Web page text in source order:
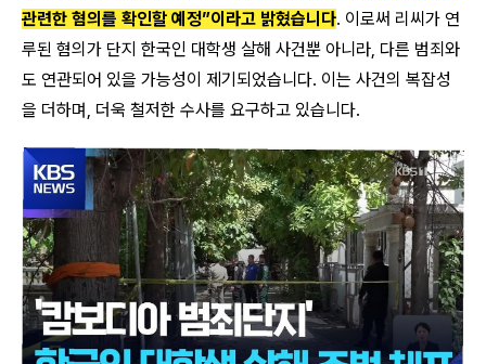
관련한 혐의를 확인할 예정”이라고 밝혔습니다. 이로써 리씨가 연
루된 혐의가 단지 한국인 대학생 살해 사건뿐 아니라, 다른 범죄와
도 연관되어 있을 가능성이 제기되었습니다. 이는 사건의 복잡성
을 더하며, 더욱 철저한 수사를 요구하고 있습니다.